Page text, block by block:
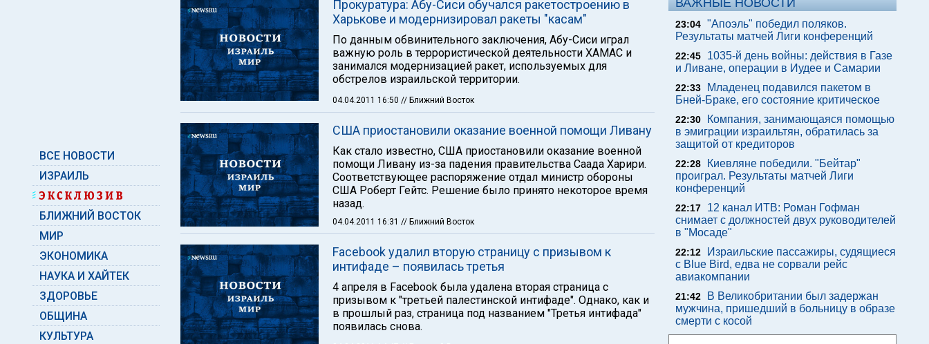
ВСЕ НОВОСТИ
ИЗРАИЛЬ
БЛИЖНИЙ ВОСТОК
МИР
ЭКОНОМИКА
НАУКА И ХАЙТЕК
ЗДОРОВЬЕ
ОБЩИНА
КУЛЬТУРА
Прокуратура: Абу-Сиси обучался ракетостроению в
Харькове и модернизировал ракеты "касам"
По данным обвинительного заключения, Абу-Сиси играл
важную роль в террористической деятельности ХАМАС и
занимался модернизацией ракет, используемых для
обстрелов израильской территории.
04.04.2011 16:50 // Ближний Восток
США приостановили оказание военной помощи Ливану
Как стало известно, США приостановили оказание военной
помощи Ливану из-за падения правительства Саада Харири.
Соответствующее распоряжение отдал министр обороны
США Роберт Гейтс. Решение было принято некоторое время
назад.
04.04.2011 16:31 // Ближний Восток
Facebook удалил вторую страницу с призывом к
интифаде – появилась третья
4 апреля в Facebook была удалена вторая страница с
призывом к "третьей палестинской интифаде". Однако, как и
в прошлый раз, страница под названием "Третья интифада"
появилась снова.
ВАЖНЫЕ НОВОСТИ
23:04 "Апоэль" победил поляков.
Результаты матчей Лиги конференций
22:45
1035-й день войны: действия в Газе
и Ливане, операции в Иудее и Самарии
22:33
Младенец подавился пакетом в
Бней-Браке, его состояние критическое
22:30
Компания, занимающаяся помощью
в эмиграции израильтян, обратилась за
защитой от кредиторов
22:28
Киевляне победили. "Бейтар"
проиграл. Результаты матчей Лиги
конференций
22:17
12 канал ИТВ: Роман Гофман
снимает с должностей двух руководителей
в "Мосаде"
22:12
Израильские пассажиры, судящиеся
с Blue Bird, едва не сорвали рейс
авиакомпании
21:42
В Великобритании был задержан
мужчина, пришедший в больницу в образе
смерти с косой